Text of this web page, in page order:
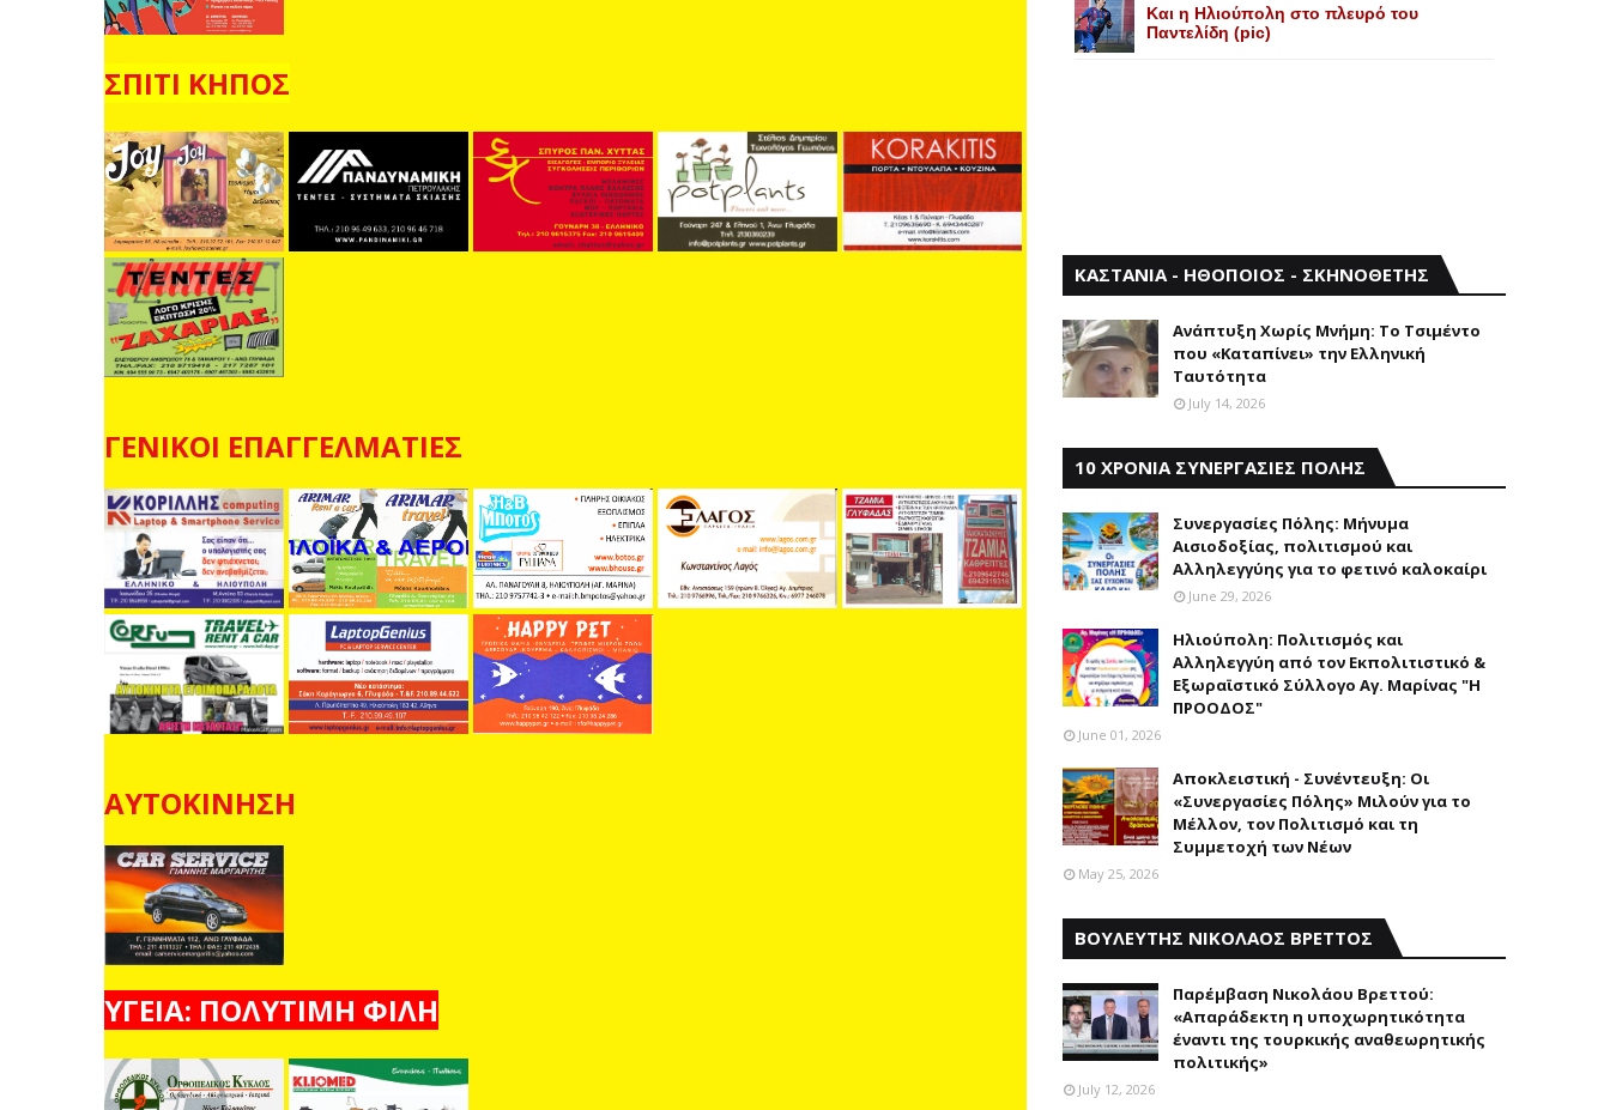
ΣΠΙΤΙ ΚΗΠΟΣ
ΓΕΝΙΚΟΙ ΕΠΑΓΓΕΛΜΑΤΙΕΣ
ΑΥΤΟΚΙΝΗΣΗ
ΥΓΕΙΑ: ΠΟΛΥΤΙΜΗ ΦΙΛΗ
Και η Ηλιούπολη στο πλευρό του
Παντελίδη (pic)
ΚΑΣΤΑΝΙΑ - ΗΘΟΠΟΙΟΣ - ΣΚΗΝΟΘΕΤΗΣ
Aνάπτυξη Xωρίς Mνήμη: Το Τσιμέντο
που «Καταπίνει» την Ελληνική
Ταυτότητα
July 14, 2026
10 ΧΡΟΝΙΑ ΣΥΝΕΡΓΑΣΙΕΣ ΠΟΛΗΣ
Συνεργασίες Πόλης: Mήνυμα
Aισιοδοξίας, πολιτισμού και
Aλληλεγγύης για το φετινό καλοκαίρι
June 29, 2026
Ηλιούπολη: Πολιτισμός και
Aλληλεγγύη από τον Εκπολιτιστικό &
Εξωραϊστικό Σύλλογο Αγ. Μαρίνας "Η
ΠΡΟΟΔΟΣ"
June 01, 2026
Αποκλειστική - Συνέντευξη: Οι
«Συνεργασίες Πόλης» Μιλούν για το
Μέλλον, τον Πολιτισμό και τη
Συμμετοχή των Νέων
May 25, 2026
ΒΟΥΛΕΥΤΗΣ ΝΙΚΟΛΑΟΣ ΒΡΕΤΤΟΣ
Παρέμβαση Nικολάου Bρεττού:
«Aπαράδεκτη η υποχωρητικότητα
έναντι της τουρκικής αναθεωρητικής
πολιτικής»
July 12, 2026